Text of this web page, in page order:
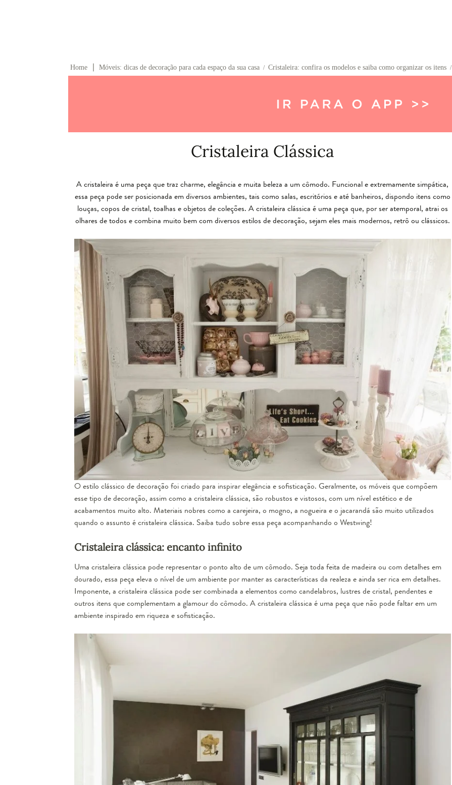
Home Móveis: dicas de decoração para cada espaço da sua casa / Cristaleira: confira os modelos e saiba como organizar os itens /
Cristaleira Clássica
A cristaleira é uma peça que traz charme, elegância e muita beleza a um cômodo. Funcional e extremamente simpática,
essa peça pode ser posicionada em diversos ambientes, tais como salas, escritórios e até banheiros, dispondo itens como
louças, copos de cristal, toalhas e objetos de coleções. A cristaleira clássica é uma peça que, por ser atemporal, atrai os
olhares de todos e combina muito bem com diversos estilos de decoração, sejam eles mais modernos, retrô ou clássicos.
O estilo clássico de decoração foi criado para inspirar elegância e sofisticação. Geralmente, os móveis que compõem
esse tipo de decoração, assim como a cristaleira clássica, são robustos e vistosos, com um nível estético e de
acabamentos muito alto. Materiais nobres como a carejeira, o mogno, a nogueira e o jacarandá são muito utilizados
quando o assunto é cristaleira clássica. Saiba tudo sobre essa peça acompanhando o Westwing!
Cristaleira clássica: encanto infinito
Uma cristaleira clássica pode representar o ponto alto de um cômodo. Seja toda feita de madeira ou com detalhes em
dourado, essa peça eleva o nível de um ambiente por manter as características da realeza e ainda ser rica em detalhes.
Imponente, a cristaleira clássica pode ser combinada a elementos como candelabros, lustres de cristal, pendentes e
outros itens que complementam a glamour do cômodo. A cristaleira clássica é uma peça que não pode faltar em um
ambiente inspirado em riqueza e sofisticação.